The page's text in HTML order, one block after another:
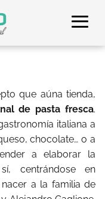
que aúna tienda,
de pasta fresca.
italiana a
chocolate… o a
a elaborar la
centrándose en
a la familia de